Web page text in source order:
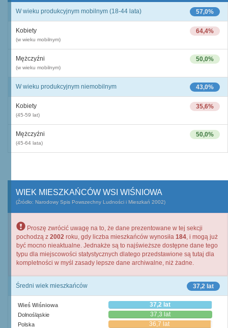
57,0%
W wieku produkcyjnym mobilnym (18-44 lata)
64,4%
Kobiety
(w wieku mobilnym)
50,0%
Mężczyźni
(w wieku mobilnym)
43,0%
W wieku produkcyjnym niemobilnym
35,6%
Kobiety
(45-59 lat)
50,0%
Mężczyźni
(45-64 lata)
WIEK MIESZKAŃCÓW WSI WIŚNIOWA
(Źródło: Narodowy Spis Powszechny Ludności i Mieszkań 2002)
Proszę zwrócić uwagę na to, że dane prezentowane w tej sekcji
pochodzą z 2002 roku, gdy liczba mieszkańców wynosiła 184, i mogą już
być mocno nieaktualne. Jednakże są to najświeższe dostępne dane tego
typu dla miejscowości statystycznych dlatego przedstawione są tutaj dla
kompletności w myśl zasady lepsze dane archiwalne, niż żadne.
37,2 lat
Średni wiek mieszkańców
Wieś Wiśniowa 37,2 lat
Dolnośląskie 37,3 lat
Polska 36,7 lat